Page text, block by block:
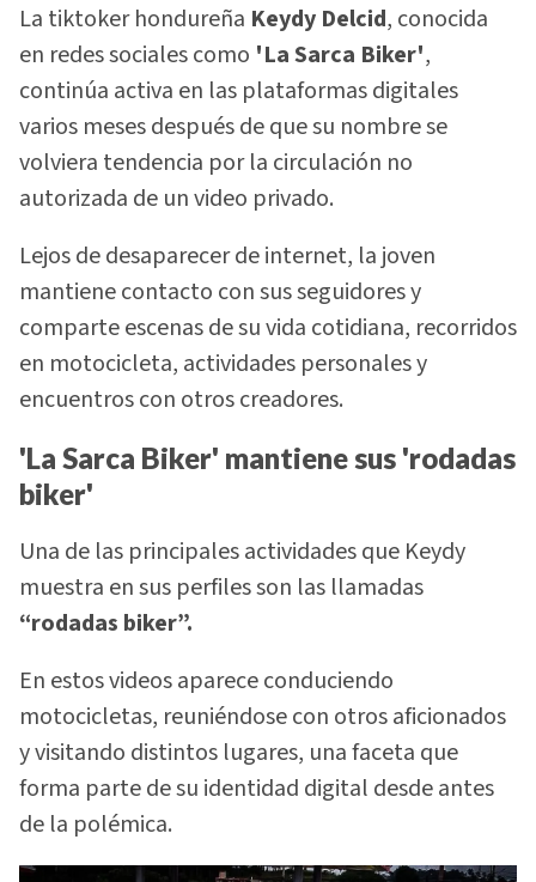
La tiktoker hondureña Keydy Delcid, conocida
en redes sociales como 'La Sarca Biker',
continúa activa en las plataformas digitales
varios meses después de que su nombre se
volviera tendencia por la circulación no
autorizada de un video privado.
Lejos de desaparecer de internet, la joven
mantiene contacto con sus seguidores y
comparte escenas de su vida cotidiana, recorridos
en motocicleta, actividades personales y
encuentros con otros creadores.
'La Sarca Biker' mantiene sus 'rodadas
biker'
Una de las principales actividades que Keydy
muestra en sus perfiles son las llamadas
“rodadas biker”.
En estos videos aparece conduciendo
motocicletas, reuniéndose con otros aficionados
y visitando distintos lugares, una faceta que
forma parte de su identidad digital desde antes
de la polémica.